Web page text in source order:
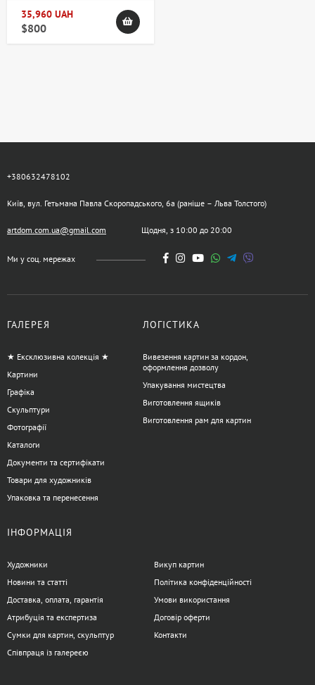
35,960 UAH
$800
+380632478102
Київ, вул. Гетьмана Павла Скоропадського, 6а (раніше – Льва Толстого)
artdom.com.ua@gmail.com Щодня, з 10:00 до 20:00
Ми у соц. мережах
ГАЛЕРЕЯ
★ Ексклюзивна колекція ★
Картини
Графіка
Скульптури
Фотографії
Каталоги
Документи та сертифікати
Товари для художників
Упаковка та перенесення
ЛОГІСТИКА
Вивезення картин за кордон,
оформлення дозволу
Упакування мистецтва
Виготовлення ящиків
Виготовлення рам для картин
ІНФОРМАЦІЯ
Художники
Новини та статті
Доставка, оплата, гарантія
Атрибуція та експертиза
Сумки для картин, скульптур
Співпраця із галереєю
Викуп картин
Політика конфіденційності
Умови використання
Договір оферти
Контакти